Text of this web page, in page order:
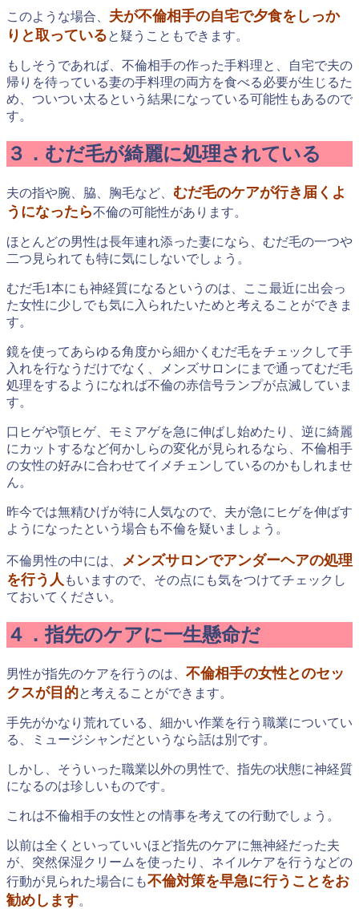
このような場合、 夫が不倫相手の自宅で夕食をしっか
りと取っていると疑うこともできます。
もしそうであれば、不倫相手の作った手料理と、自宅で夫の
帰りを待っている妻の手料理の両方を食べる必要が生じるた
め、ついつい太るという結果になっている可能性もあるので
す。
３．むだ毛が綺麗に処理されている
夫の指や腕、脇、胸毛など、 むだ毛のケアが行き届くよ
うになったら不倫の可能性があります。
ほとんどの男性は長年連れ添った妻になら、むだ毛の一つや
二つ見られても特に気にしないでしょう。
むだ毛1本にも神経質になるというのは、ここ最近に出会っ
た女性に少しでも気に入られたいためと考えることができま
す。
鏡を使ってあらゆる角度から細かくむだ毛をチェックして手
入れを行なうだけでなく、メンズサロンにまで通ってむだ毛
処理をするようになれば不倫の赤信号ランプが点滅していま
す。
口ヒゲや顎ヒゲ、モミアゲを急に伸ばし始めたり、逆に綺麗
にカットするなど何かしらの変化が見られるなら、不倫相手
の女性の好みに合わせてイメチェンしているのかもしれませ
ん。
昨今では無精ひげが特に人気なので、夫が急にヒゲを伸ばす
ようになったという場合も不倫を疑いましょう。
不倫男性の中には、
メンズサロンでアンダーヘアの処理
を行う人 もいますので、その点にも気をつけてチェックし
ておいてください。
４．指先のケアに一生懸命だ
男性が指先のケアを行うのは、 不倫相手の女性とのセッ
クスが目的と考えることができます。
手先がかなり荒れている、細かい作業を行う職業についてい
る、ミュージシャンだというなら話は別です。
しかし、そういった職業以外の男性で、指先の状態に神経質
になるのは珍しいものです。
これは不倫相手の女性との情事を考えての行動でしょう。
以前は全くといっていいほど指先のケアに無神経だった夫
が、突然保湿クリームを使ったり、ネイルケアを行うなどの
行動が見られた場合にも不倫対策を早急に行うことをお
勧めします。